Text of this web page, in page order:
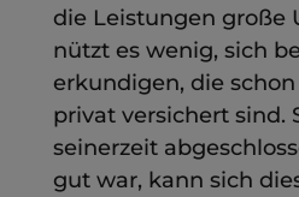
die Leistungen große
nützt es wenig, sich
erkundigen, die
privat versichert sind.
seinerzeit
gut war, kann sich